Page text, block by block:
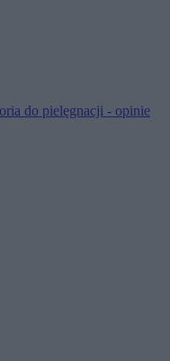
do pielęgnacji - opinie